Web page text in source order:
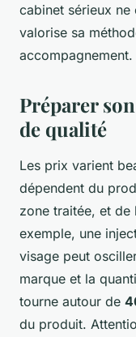
cabinet sérieux
valorise sa
Préparer
de qualité
Les prix varient
dépendent du
zone traitée, et de
exemple, une
visage peut
marque et la
tourne autour de
du produit.